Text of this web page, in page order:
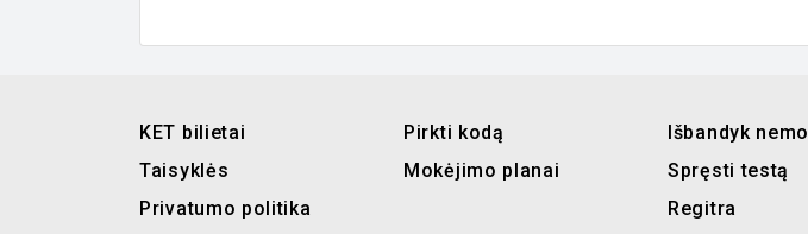
KET bilietai
Taisyklės
Privatumo politika
Pirkti kodą
Mokėjimo planai
Išbandyk
Spręsti testą
Regitra